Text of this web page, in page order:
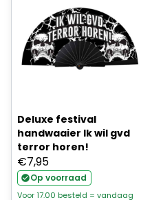
Deluxe festival
handwaaier Ik wil gvd
terror horen!
€7,95
Op voorraad
Voor 17.00 besteld = vandaag